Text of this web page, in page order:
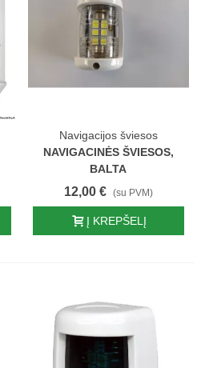
Navigacijos šviesos
NAVIGACINĖS ŠVIESOS,
BALTA
12,00 € (su PVM)
Į KREPŠELĮ